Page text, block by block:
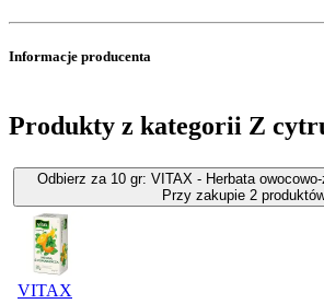
Informacje producenta
Produkty z kategorii Z
Odbierz za 10 gr: VITAX - Herbata owocowo-
Przy zakupie 2
VITAX